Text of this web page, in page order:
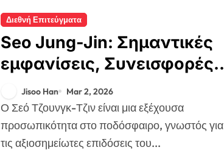
Διεθνή Επιτεύγματα
Seo Jung-Jin: Σημαντικές
εμφανίσεις, Συνεισφορές
στο σύλλογο, Διεθνής
αντίκτυπος
Jisoo Han Mar 2, 2026
Ο Σεό Τζουνγκ-Τζιν είναι μια εξέχουσα
προσωπικότητα στο ποδόσφαιρο, γνωστός για
τις αξιοσημείωτες επιδόσεις του...